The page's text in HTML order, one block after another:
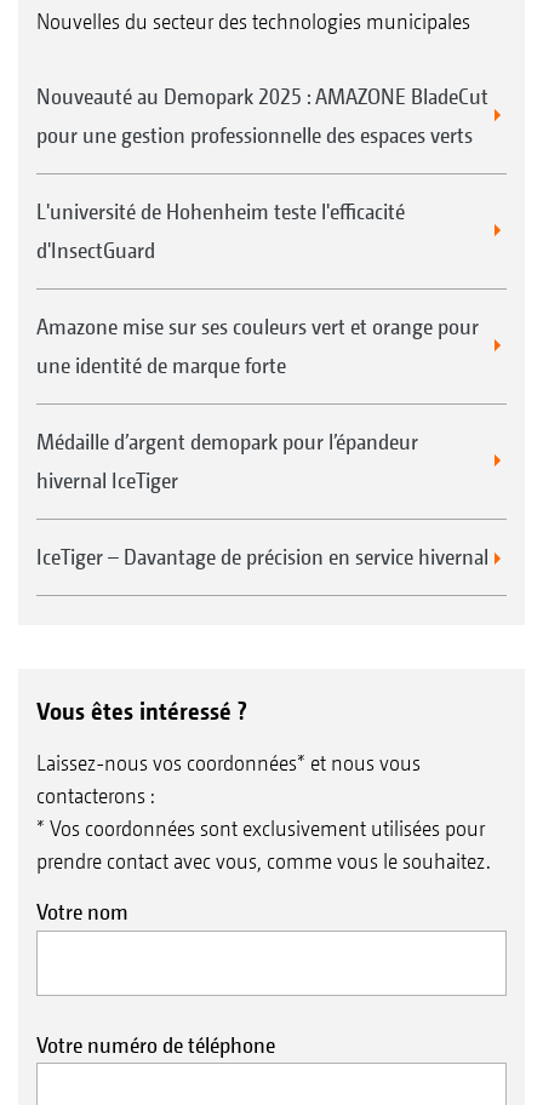
Pièces détachées et notices d'utilisation
Nouvelles du secteur des technologies municipales
Nouveauté au Demopark 2025 : AMAZONE BladeCut
pour une gestion professionnelle des espaces verts
L'université de Hohenheim teste l'efficacité
d'InsectGuard
Amazone mise sur ses couleurs vert et orange pour
une identité de marque forte
Médaille d’argent demopark pour l’épandeur
hivernal IceTiger
IceTiger – Davantage de précision en service hivernal
Vous êtes intéressé ?
Laissez-nous vos coordonnées* et nous vous
contacterons :
* Vos coordonnées sont exclusivement utilisées pour
prendre contact avec vous, comme vous le souhaitez.
Votre nom
Votre numéro de téléphone